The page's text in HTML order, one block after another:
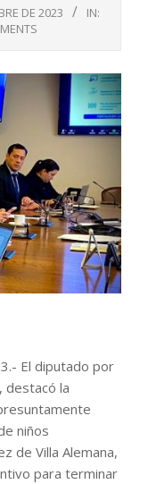
DE 2023
IN:
El diputado por
destacó la
niños
de Villa Alemana,
para terminar